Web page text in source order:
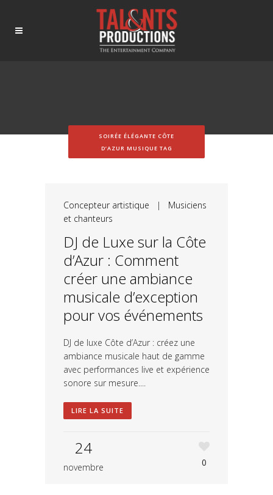
SOIRÉE ÉLÉGANTE CÔTE
D’AZUR MUSIQUE TAG
Concepteur artistique | Musiciens
et chanteurs
DJ de Luxe sur la Côte
d’Azur : Comment
créer une ambiance
musicale d’exception
pour vos événements
DJ de luxe Côte d’Azur : créez une
ambiance musicale haut de gamme
avec performances live et expérience
sonore sur mesure....
LIRE LA SUITE
24
novembre 0